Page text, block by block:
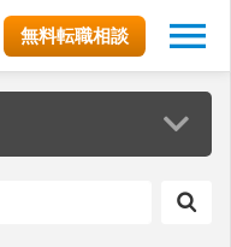
無料転職相談